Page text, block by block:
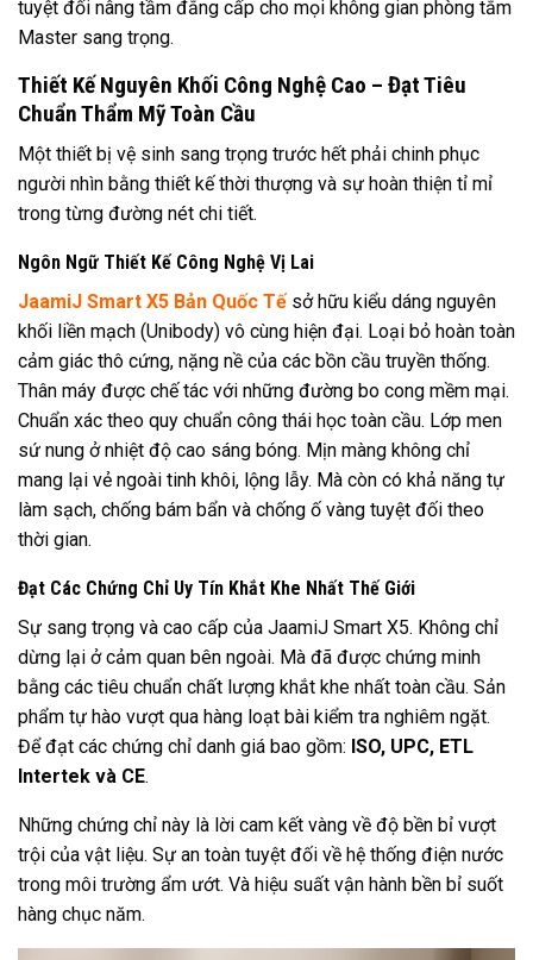
tuyệt đối nâng tầm đẳng cấp cho mọi không gian phòng tắm
Master sang trọng.
Thiết Kế Nguyên Khối Công Nghệ Cao – Đạt Tiêu
Chuẩn Thẩm Mỹ Toàn Cầu
Một thiết bị vệ sinh sang trọng trước hết phải chinh phục
người nhìn bằng thiết kế thời thượng và sự hoàn thiện tỉ mỉ
trong từng đường nét chi tiết.
Ngôn Ngữ Thiết Kế Công Nghệ Vị Lai
JaamiJ Smart X5 Bản Quốc Tế sở hữu kiểu dáng nguyên
khối liền mạch (Unibody) vô cùng hiện đại. Loại bỏ hoàn toàn
cảm giác thô cứng, nặng nề của các bồn cầu truyền thống.
Thân máy được chế tác với những đường bo cong mềm mại.
Chuẩn xác theo quy chuẩn công thái học toàn cầu. Lớp men
sứ nung ở nhiệt độ cao sáng bóng. Mịn màng không chỉ
mang lại vẻ ngoài tinh khôi, lộng lẫy. Mà còn có khả năng tự
làm sạch, chống bám bẩn và chống ố vàng tuyệt đối theo
thời gian.
Đạt Các Chứng Chỉ Uy Tín Khắt Khe Nhất Thế Giới
Sự sang trọng và cao cấp của JaamiJ Smart X5. Không chỉ
dừng lại ở cảm quan bên ngoài. Mà đã được chứng minh
bằng các tiêu chuẩn chất lượng khắt khe nhất toàn cầu. Sản
phẩm tự hào vượt qua hàng loạt bài kiểm tra nghiêm ngặt.
Để đạt các chứng chỉ danh giá bao gồm: ISO, UPC, ETL
Intertek và CE.
Những chứng chỉ này là lời cam kết vàng về độ bền bỉ vượt
trội của vật liệu. Sự an toàn tuyệt đối về hệ thống điện nước
trong môi trường ẩm ướt. Và hiệu suất vận hành bền bỉ suốt
hàng chục năm.